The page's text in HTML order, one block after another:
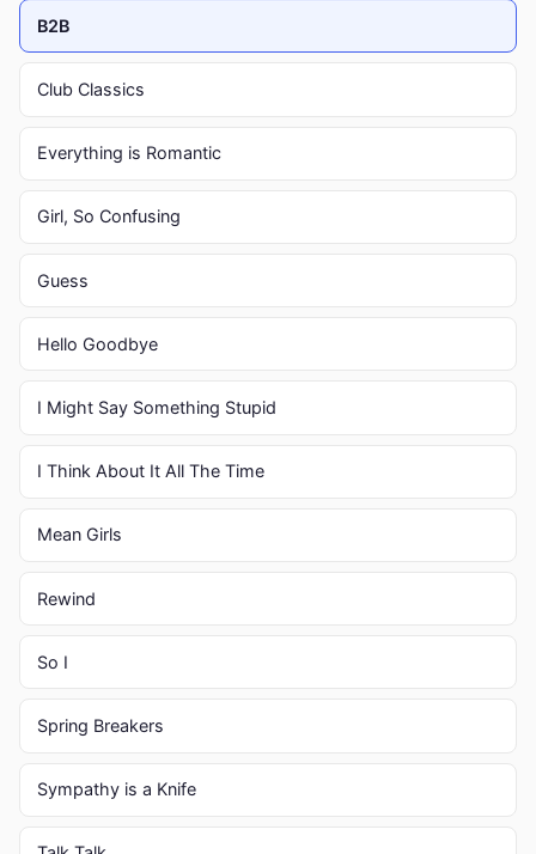
B2B
Club Classics
Everything is Romantic
Girl, So Confusing
Guess
Hello Goodbye
I Might Say Something Stupid
I Think About It All The Time
Mean Girls
Rewind
So I
Spring Breakers
Sympathy is a Knife